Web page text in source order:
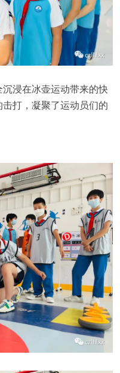
浸在冰壶运动带来的快
打，凝聚了运动员们的